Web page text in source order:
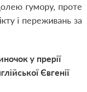
гумору, проте
і переживань за
у прерії
Євгенії